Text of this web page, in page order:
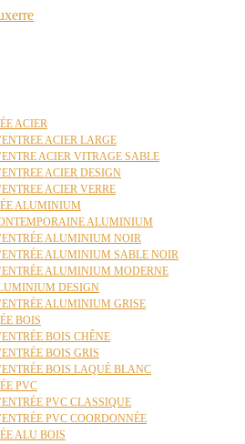
ACIER
ACIER LARGE
ACIER VITRAGE SABLE
ACIER DESIGN
ACIER VERRE
ALUMINIUM
ALUMINIUM
ALUMINIUM NOIR
ALUMINIUM SABLE NOIR
ALUMINIUM MODERNE
DESIGN
ALUMINIUM GRISE
BOIS
BOIS CHÊNE
BOIS GRIS
BOIS LAQUÉ BLANC
PVC
PVC CLASSIQUE
PVC COORDONNÉE
ALU BOIS